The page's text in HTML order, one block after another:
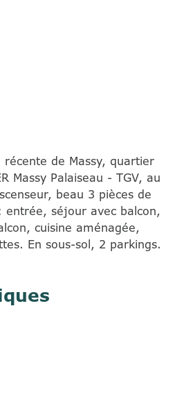
récente de Massy, quartier
Massy Palaiseau - TGV, au
beau 3 pièces de
entrée, séjour avec balcon,
cuisine aménagée,
En sous-sol, 2 parkings.